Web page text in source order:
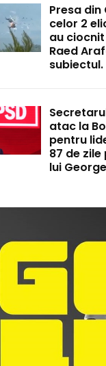
Presa din
celor 2
au
Raed
subiectul.
atac la
pentru
87 de
lui